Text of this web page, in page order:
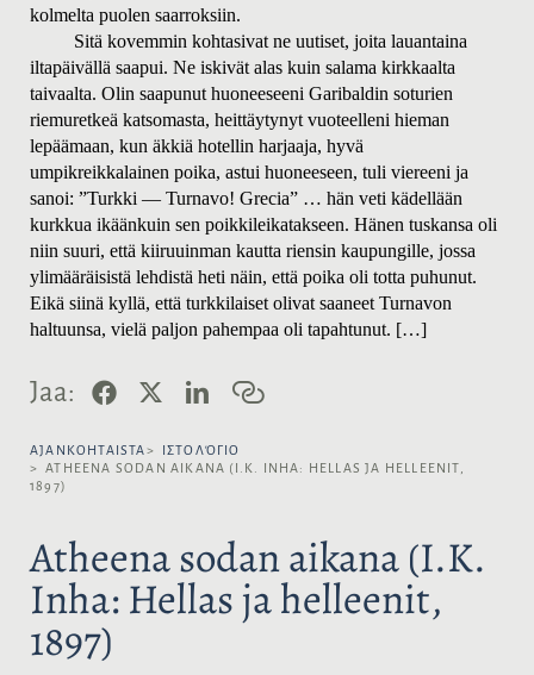
kolmelta puolen saarroksiin.
Sitä kovemmin kohtasivat ne uutiset, joita lauantaina
iltapäivällä saapui. Ne iskivät alas kuin salama kirkkaalta
taivaalta. Olin saapunut huoneeseeni Garibaldin soturien
riemuretkeä katsomasta, heittäytynyt vuoteelleni hieman
lepäämaan, kun äkkiä hotellin harjaaja, hyvä
umpikreikkalainen poika, astui huoneeseen, tuli viereeni ja
sanoi: ”Turkki — Turnavo! Grecia” … hän veti kädellään
kurkkua ikäänkuin sen poikkileikatakseen. Hänen tuskansa oli
niin suuri, että kiiruuinman kautta riensin kaupungille, jossa
ylimääräisistä lehdistä heti näin, että poika oli totta puhunut.
Eikä siinä kyllä, että turkkilaiset olivat saaneet Turnavon
haltuunsa, vielä paljon pahempaa oli tapahtunut. […]
Jaa:
e
b
k
e
o
o
n
k
k
i
AJANKOHTAISTA
ΙΣΤΟΛΌΓΙΟ
ATHEENA SODAN AIKANA (I.K. INHA: HELLAS JA HELLEENIT,
1897)
Atheena sodan aikana (I.K.
Inha: Hellas ja helleenit,
1897)